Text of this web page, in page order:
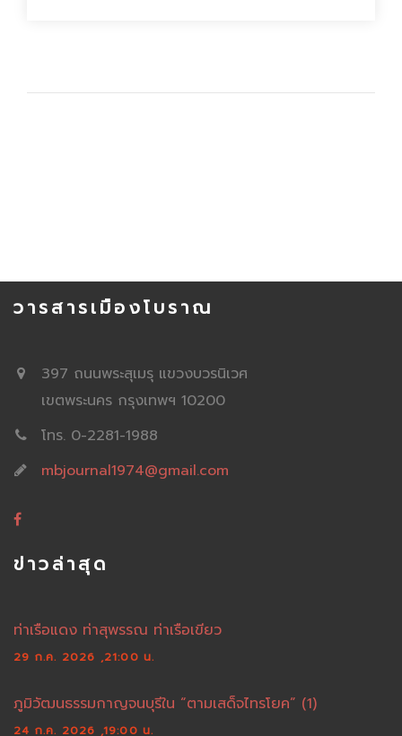
วารสารเมืองโบราณ
397 ถนนพระสุเมรุ แขวงบวรนิเวศ
เขตพระนคร กรุงเทพฯ 10200
โทร. 0-2281-1988
mbjournal1974@gmail.com
ข่าวล่าสุด
ท่าเรือแดง ท่าสุพรรณ ท่าเรือเขียว
29 ก.ค. 2026 ,21:00 น.
ภูมิวัฒนธรรมกาญจนบุรีใน “ตามเสด็จไทรโยค” (1)
24 ก.ค. 2026 ,19:00 น.